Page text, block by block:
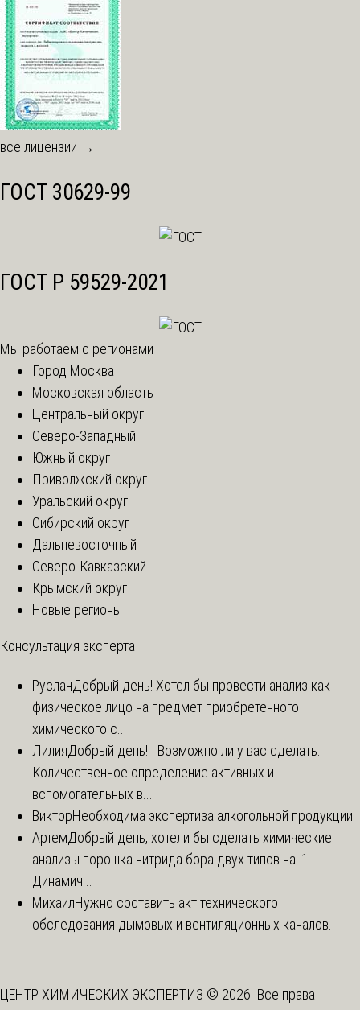
все лицензии →
ГОСТ 30629-99
ГОСТ Р 59529-2021
Мы работаем с регионами
Город Москва
Московская область
Центральный округ
Северо-Западный
Южный округ
Приволжский округ
Уральский округ
Сибирский округ
Дальневосточный
Северо-Кавказский
Крымский округ
Новые регионы
Консультация эксперта
РусланДобрый день! Хотел бы провести анализ как
физическое лицо на предмет приобретенного
химического с...
ЛилияДобрый день! Возможно ли у вас сделать:
Количественное определение активных и
вспомогательных в...
ВикторНеобходима экспертиза алкогольной продукции
АртемДобрый день, хотели бы сделать химические
анализы порошка нитрида бора двух типов на: 1.
Динамич...
МихаилНужно составить акт технического
обследования дымовых и вентиляционных каналов.
ЦЕНТР ХИМИЧЕСКИХ ЭКСПЕРТИЗ © 2026. Все права